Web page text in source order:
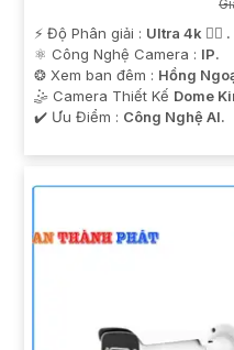
️⚡ Độ Phân giải : Ultra 4k 👍🏾 .
⚛️ Công Nghệ Camera : IP.
❂ Xem ban đêm : Hồng
🤹 Camera Thiết Kế Dome
️✔️ Ưu Điểm : Công Nghệ AI.